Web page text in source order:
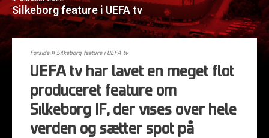
Silkeborg feature i UEFA tv
Forside»Silkeborg feature i UEFA tv
UEFA tv har lavet en meget flot
produceret feature om
Silkeborg IF, der vises over hele
verden og sætter spot på